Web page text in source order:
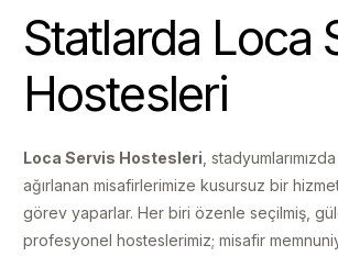
Statlarda Loca
Hostesleri
Loca Servis Hostesleri ,
ağırlanan misafirlerimize kusursuz bir
görev yaparlar. Her biri özenle seçilmiş,
profesyonel hosteslerimiz; misafir